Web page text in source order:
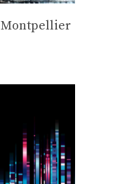
Montpellier